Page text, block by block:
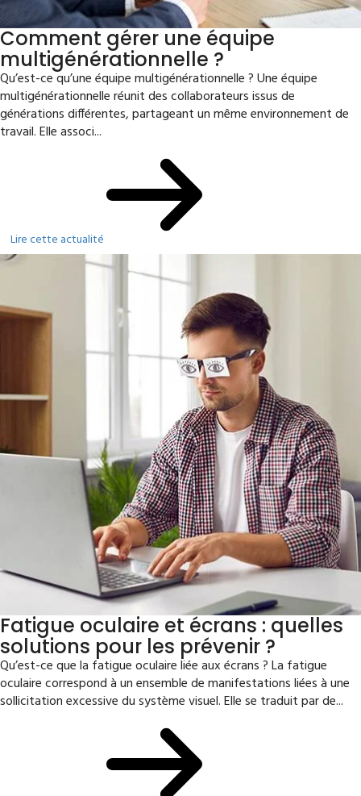
Comment gérer une équipe
multigénérationnelle ?
Qu’est-ce qu’une équipe multigénérationnelle ? Une équipe
multigénérationnelle réunit des collaborateurs issus de
générations différentes, partageant un même environnement de
travail. Elle associ...
Lire cette actualité
Fatigue oculaire et écrans : quelles
solutions pour les prévenir ?
Qu’est-ce que la fatigue oculaire liée aux écrans ? La fatigue
oculaire correspond à un ensemble de manifestations liées à une
sollicitation excessive du système visuel. Elle se traduit par de...